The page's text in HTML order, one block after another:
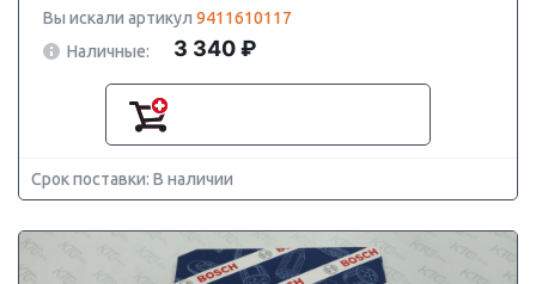
Вы искали артикул 9411610117
Наличные:
3 340 ₽
Срок поставки: В наличии